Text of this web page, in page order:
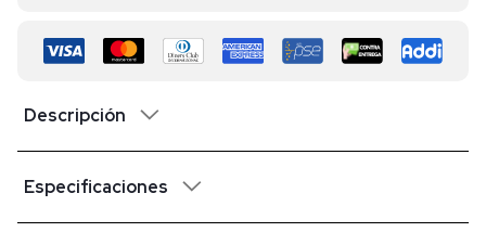
Descripción
Especificaciones